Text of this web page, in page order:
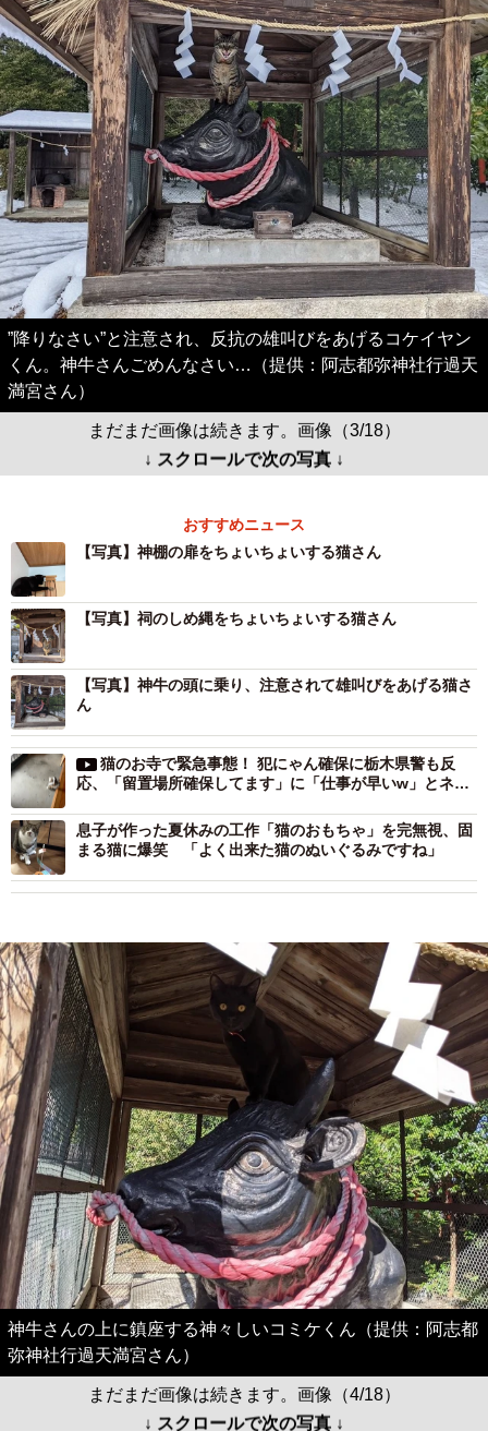
”降りなさい”と注意され、反抗の雄叫びをあげるコケイヤン
くん。神牛さんごめんなさい…（提供：阿志都弥神社行過天
満宮さん）
まだまだ画像は続きます。画像（3/18）
↓ スクロールで次の写真 ↓
おすすめニュース
【写真】神棚の扉をちょいちょいする猫さん
【写真】祠のしめ縄をちょいちょいする猫さん
【写真】神牛の頭に乗り、注意されて雄叫びをあげる猫さ
ん
猫のお寺で緊急事態！ 犯にゃん確保に栃木県警も反
応、「留置場所確保してます」に「仕事が早いw」とネッ
息子が作った夏休みの工作「猫のおもちゃ」を完無視、固
まる猫に爆笑 「よく出来た猫のぬいぐるみですね」
神牛さんの上に鎮座する神々しいコミケくん（提供：阿志都
弥神社行過天満宮さん）
まだまだ画像は続きます。画像（4/18）
↓ スクロールで次の写真 ↓